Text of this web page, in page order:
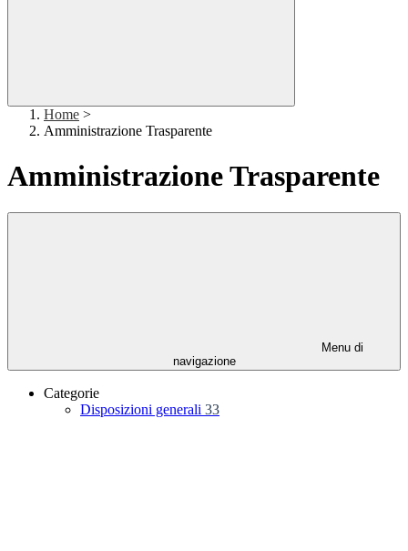
Home >
Amministrazione Trasparente
Amministrazione Trasparente
Menu di
navigazione
Categorie
Disposizioni generali 33